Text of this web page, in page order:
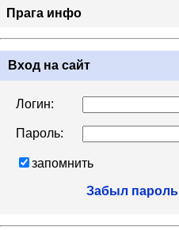
Прага инфо
Вход на сайт
Логин:
Пароль:
запомнить
Забыл пароль